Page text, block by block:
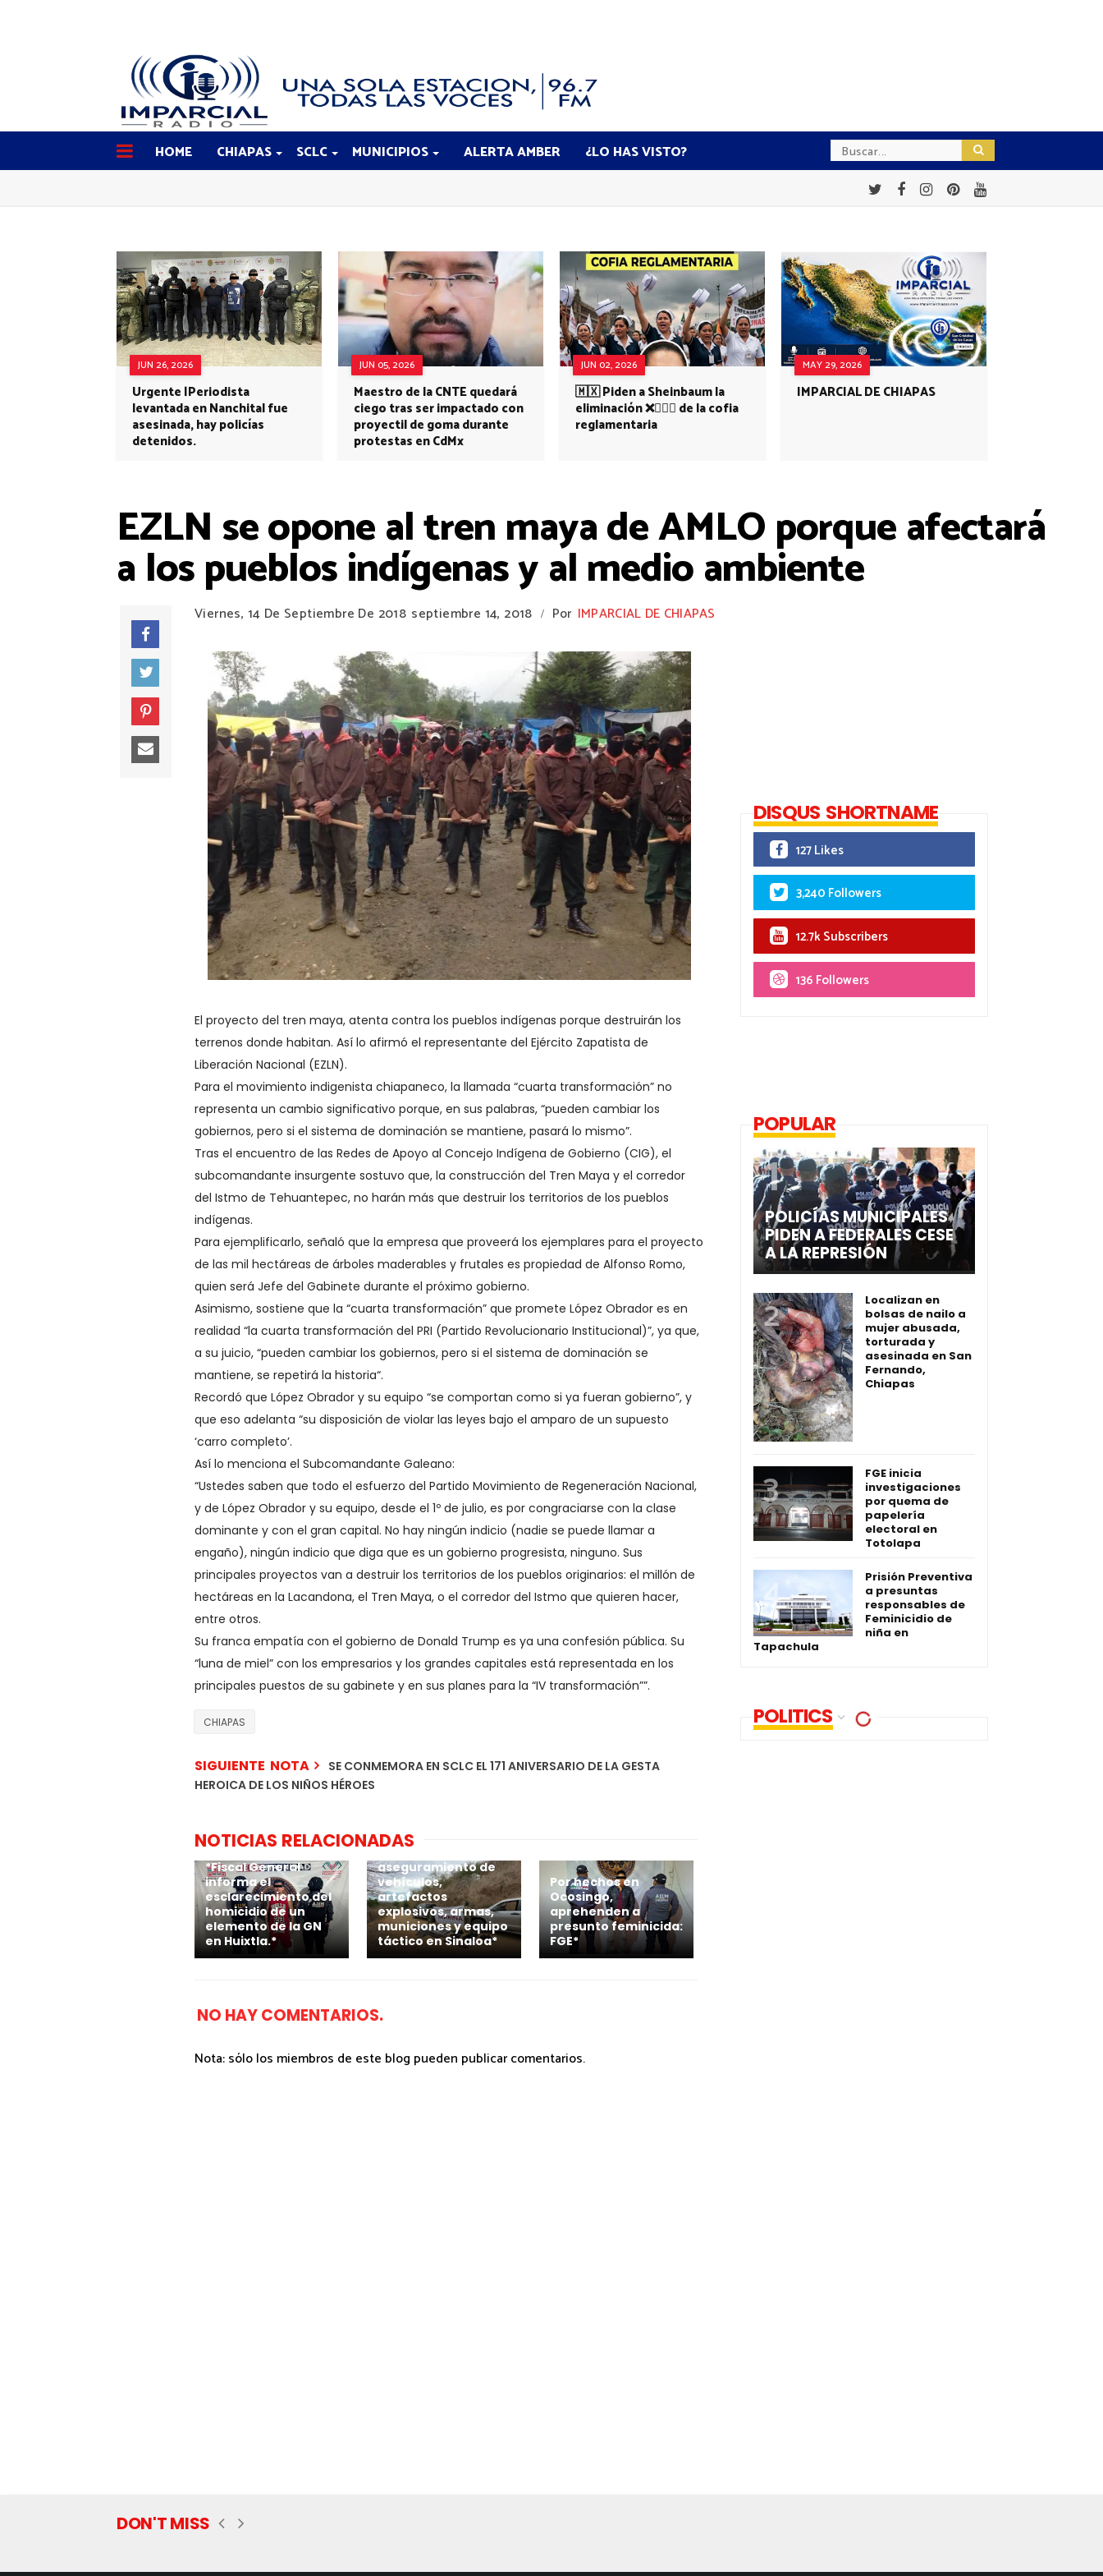
HOME CHIAPAS SCLC MUNICIPIOS ALERTA AMBER ¿LO HAS VISTO?
JUN 26, 2026
Urgente |Periodista
levantada en Nanchital fue
asesinada, hay policías
detenidos.
JUN 05, 2026
Maestro de la CNTE quedará
ciego tras ser impactado con
proyectil de goma durante
protestas en CdMx
JUN 02, 2026
🇲🇽 Piden a Sheinbaum la
eliminación ❌👩🏻‍⚕️ de la cofia
reglamentaria
MAY 29, 2026
IMPARCIAL DE CHIAPAS
EZLN se opone al tren maya de AMLO porque afectará
a los pueblos indígenas y al medio ambiente
Viernes, 14 De Septiembre De 2018 septiembre 14, 2018 / Por IMPARCIAL DE CHIAPAS
El proyecto del tren maya, atenta contra los pueblos indígenas porque destruirán los
terrenos donde habitan. Así lo afirmó el representante del Ejército Zapatista de
Liberación Nacional (EZLN).
Para el movimiento indigenista chiapaneco, la llamada “cuarta transformación” no
representa un cambio significativo porque, en sus palabras, “pueden cambiar los
gobiernos, pero si el sistema de dominación se mantiene, pasará lo mismo”.
Tras el encuentro de las Redes de Apoyo al Concejo Indígena de Gobierno (CIG), el
subcomandante insurgente sostuvo que, la construcción del Tren Maya y el corredor
del Istmo de Tehuantepec, no harán más que destruir los territorios de los pueblos
indígenas.
Para ejemplificarlo, señaló que la empresa que proveerá los ejemplares para el proyecto
de las mil hectáreas de árboles maderables y frutales es propiedad de Alfonso Romo,
quien será Jefe del Gabinete durante el próximo gobierno.
Asimismo, sostiene que la “cuarta transformación” que promete López Obrador es en
realidad “la cuarta transformación del PRI (Partido Revolucionario Institucional)”, ya que,
a su juicio, “pueden cambiar los gobiernos, pero si el sistema de dominación se
mantiene, se repetirá la historia“.
Recordó que López Obrador y su equipo “se comportan como si ya fueran gobierno”, y
que eso adelanta “su disposición de violar las leyes bajo el amparo de un supuesto
‘carro completo’.
Así lo menciona el Subcomandante Galeano:
“Ustedes saben que todo el esfuerzo del Partido Movimiento de Regeneración Nacional,
y de López Obrador y su equipo, desde el 1º de julio, es por congraciarse con la clase
dominante y con el gran capital. No hay ningún indicio (nadie se puede llamar a
engaño), ningún indicio que diga que es un gobierno progresista, ninguno. Sus
principales proyectos van a destruir los territorios de los pueblos originarios: el millón de
hectáreas en la Lacandona, el Tren Maya, o el corredor del Istmo que quieren hacer,
entre otros.
Su franca empatía con el gobierno de Donald Trump es ya una confesión pública. Su
“luna de miel” con los empresarios y los grandes capitales está representada en los
principales puestos de su gabinete y en sus planes para la “IV transformación””.
CHIAPAS
SIGUIENTE NOTA
SE CONMEMORA EN SCLC EL 171 ANIVERSARIO DE LA GESTA
HEROICA DE LOS NIÑOS HÉROES
NOTICIAS RELACIONADAS
*Fiscal General
informa el
esclarecimiento del
homicidio de un
elemento de la GN
en Huixtla.*
aseguramiento de
vehículos,
artefactos
explosivos, armas,
municiones y equipo
táctico en Sinaloa*
Por hechos en
Ocosingo,
aprehenden a
presunto feminicida:
FGE*
NO HAY COMENTARIOS.
Nota: sólo los miembros de este blog pueden publicar comentarios.
DISQUS SHORTNAME
127 Likes
3,240 Followers
12.7k Subscribers
136 Followers
POPULAR
POLICÍAS MUNICIPALES
PIDEN A FEDERALES CESE
A LA REPRESIÓN
Localizan en
bolsas de nailo a
mujer abusada,
torturada y
asesinada en San
Fernando,
Chiapas
FGE inicia
investigaciones
por quema de
papelería
electoral en
Totolapa
Prisión Preventiva
a presuntas
responsables de
Feminicidio de
niña en
Tapachula
POLITICS
DON'T MISS